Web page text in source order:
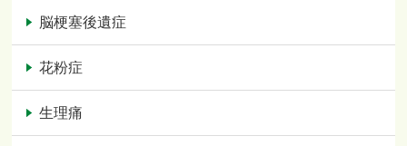
脳梗塞後遺症
花粉症
生理痛